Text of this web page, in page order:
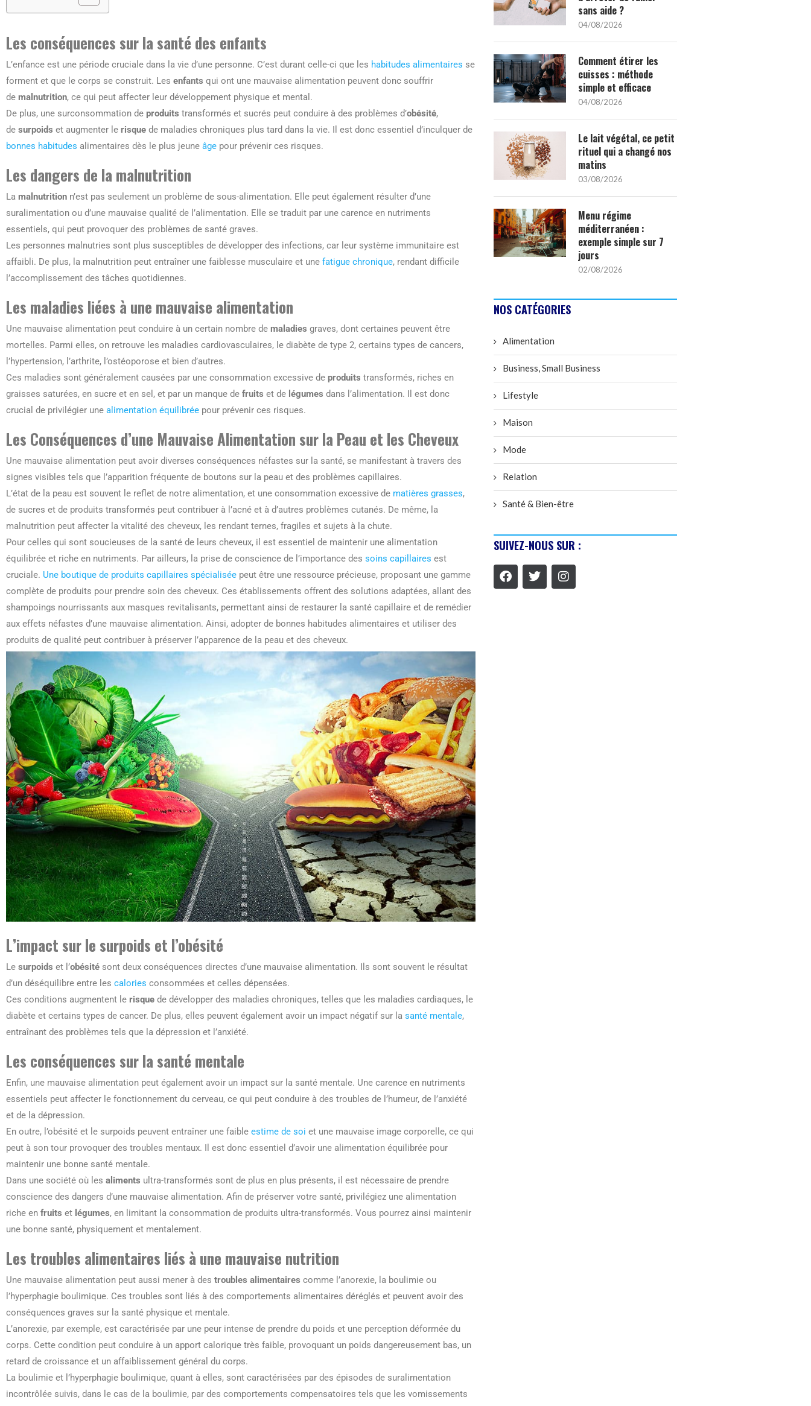
Les conséquences sur la santé des enfants
L’enfance est une période cruciale dans la vie d’une personne. C’est durant celle-ci que les habitudes alimentaires se
forment et que le corps se construit. Les enfants qui ont une mauvaise alimentation peuvent donc souffrir
de malnutrition, ce qui peut affecter leur développement physique et mental.
De plus, une surconsommation de produits transformés et sucrés peut conduire à des problèmes d’obésité,
de surpoids et augmenter le risque de maladies chroniques plus tard dans la vie. Il est donc essentiel d’inculquer de
bonnes habitudes alimentaires dès le plus jeune âge pour prévenir ces risques.
Les dangers de la malnutrition
La malnutrition n’est pas seulement un problème de sous-alimentation. Elle peut également résulter d’une
suralimentation ou d’une mauvaise qualité de l’alimentation. Elle se traduit par une carence en nutriments
essentiels, qui peut provoquer des problèmes de santé graves.
Les personnes malnutries sont plus susceptibles de développer des infections, car leur système immunitaire est
affaibli. De plus, la malnutrition peut entraîner une faiblesse musculaire et une fatigue chronique, rendant difficile
l’accomplissement des tâches quotidiennes.
Les maladies liées à une mauvaise alimentation
Une mauvaise alimentation peut conduire à un certain nombre de maladies graves, dont certaines peuvent être
mortelles. Parmi elles, on retrouve les maladies cardiovasculaires, le diabète de type 2, certains types de cancers,
l’hypertension, l’arthrite, l’ostéoporose et bien d’autres.
Ces maladies sont généralement causées par une consommation excessive de produits transformés, riches en
graisses saturées, en sucre et en sel, et par un manque de fruits et de légumes dans l’alimentation. Il est donc
crucial de privilégier une alimentation équilibrée pour prévenir ces risques.
Les Conséquences d’une Mauvaise Alimentation sur la Peau et les Cheveux
Une mauvaise alimentation peut avoir diverses conséquences néfastes sur la santé, se manifestant à travers des
signes visibles tels que l’apparition fréquente de boutons sur la peau et des problèmes capillaires.
L’état de la peau est souvent le reflet de notre alimentation, et une consommation excessive de matières grasses,
de sucres et de produits transformés peut contribuer à l’acné et à d’autres problèmes cutanés. De même, la
malnutrition peut affecter la vitalité des cheveux, les rendant ternes, fragiles et sujets à la chute.
Pour celles qui sont soucieuses de la santé de leurs cheveux, il est essentiel de maintenir une alimentation
équilibrée et riche en nutriments. Par ailleurs, la prise de conscience de l’importance des soins capillaires est
cruciale. Une boutique de produits capillaires spécialisée peut être une ressource précieuse, proposant une gamme
complète de produits pour prendre soin des cheveux. Ces établissements offrent des solutions adaptées, allant des
shampoings nourrissants aux masques revitalisants, permettant ainsi de restaurer la santé capillaire et de remédier
aux effets néfastes d’une mauvaise alimentation. Ainsi, adopter de bonnes habitudes alimentaires et utiliser des
produits de qualité peut contribuer à préserver l’apparence de la peau et des cheveux.
L’impact sur le surpoids et l’obésité
Le surpoids et l’obésité sont deux conséquences directes d’une mauvaise alimentation. Ils sont souvent le résultat
d’un déséquilibre entre les calories consommées et celles dépensées.
Ces conditions augmentent le risque de développer des maladies chroniques, telles que les maladies cardiaques, le
diabète et certains types de cancer. De plus, elles peuvent également avoir un impact négatif sur la santé mentale,
entraînant des problèmes tels que la dépression et l’anxiété.
Les conséquences sur la santé mentale
Enfin, une mauvaise alimentation peut également avoir un impact sur la santé mentale. Une carence en nutriments
essentiels peut affecter le fonctionnement du cerveau, ce qui peut conduire à des troubles de l’humeur, de l’anxiété
et de la dépression.
En outre, l’obésité et le surpoids peuvent entraîner une faible estime de soi et une mauvaise image corporelle, ce qui
peut à son tour provoquer des troubles mentaux. Il est donc essentiel d’avoir une alimentation équilibrée pour
maintenir une bonne santé mentale.
Dans une société où les aliments ultra-transformés sont de plus en plus présents, il est nécessaire de prendre
conscience des dangers d’une mauvaise alimentation. Afin de préserver votre santé, privilégiez une alimentation
riche en fruits et légumes, en limitant la consommation de produits ultra-transformés. Vous pourrez ainsi maintenir
une bonne santé, physiquement et mentalement.
Les troubles alimentaires liés à une mauvaise nutrition
Une mauvaise alimentation peut aussi mener à des troubles alimentaires comme l’anorexie, la boulimie ou
l’hyperphagie boulimique. Ces troubles sont liés à des comportements alimentaires déréglés et peuvent avoir des
conséquences graves sur la santé physique et mentale.
L’anorexie, par exemple, est caractérisée par une peur intense de prendre du poids et une perception déformée du
corps. Cette condition peut conduire à un apport calorique très faible, provoquant un poids dangereusement bas, un
retard de croissance et un affaiblissement général du corps.
La boulimie et l’hyperphagie boulimique, quant à elles, sont caractérisées par des épisodes de suralimentation
incontrôlée suivis, dans le cas de la boulimie, par des comportements compensatoires tels que les vomissements
sans aide ?
04/08/2026
Comment étirer les
cuisses : méthode
simple et efficace
04/08/2026
Le lait végétal, ce petit
rituel qui a changé nos
matins
03/08/2026
Menu régime
méditerranéen :
exemple simple sur 7
jours
02/08/2026
NOS CATÉGORIES
Alimentation
Business, Small Business
Lifestyle
Maison
Mode
Relation
Santé & Bien-être
SUIVEZ-NOUS SUR :